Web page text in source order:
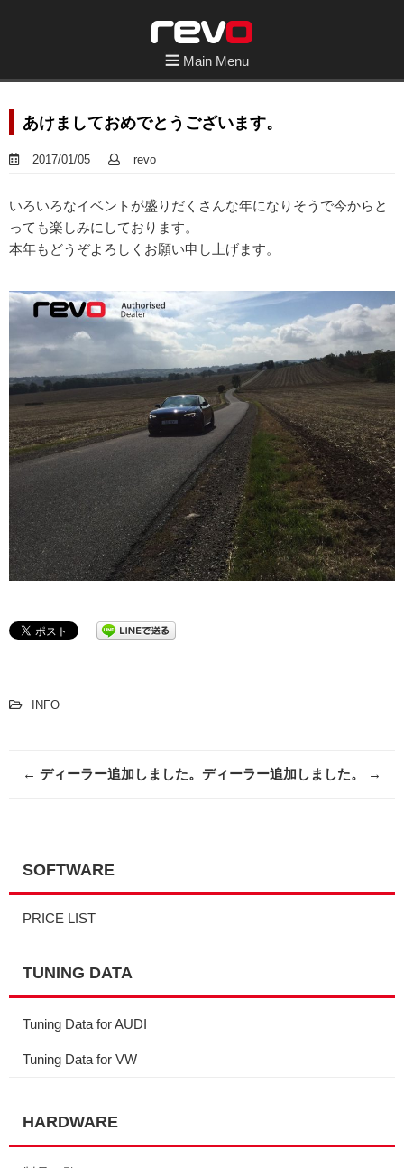
Main Menu
あけましておめでとうございます。
2017/01/05 revo
いろいろなイベントが盛りだくさんな年になりそうで今からと
っても楽しみにしております。
本年もどうぞよろしくお願い申し上げます。
INFO
Post
← ディーラー追加しました。 ディーラー追加しました。 →
SOFTWARE
PRICE LIST
TUNING DATA
Tuning Data for AUDI
Tuning Data for VW
HARDWARE